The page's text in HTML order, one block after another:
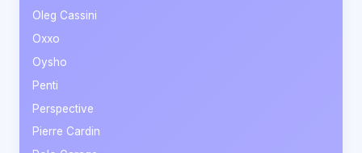
Oleg Cassini
Oxxo
Oysho
Penti
Perspective
Pierre Cardin